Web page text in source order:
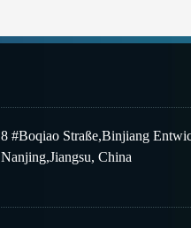
8 #Boqiao Straße,Binjiang
Nanjing,Jiangsu, China